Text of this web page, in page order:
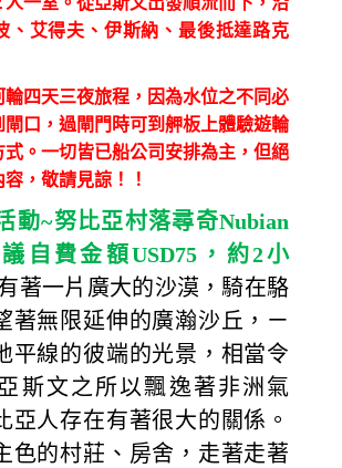
、艾得夫、伊斯納、最後抵達路克
四天三夜旅程，因為水位之不同必
閘口，過閘門時可到舺板上體驗遊輪
式。一切皆已船公司安排為主，但絕
，敬請見諒！！
動~努比亞村落尋奇Nubian
自費金額USD75，約2小
著一片廣大的沙漠，騎在駱
著無限延伸的廣瀚沙丘，ㄧ
平線的彼端的光景，相當令
斯文之所以飄逸著非洲氣
亞人存在有著很大的關係。
色的村莊、房舍，走著走著